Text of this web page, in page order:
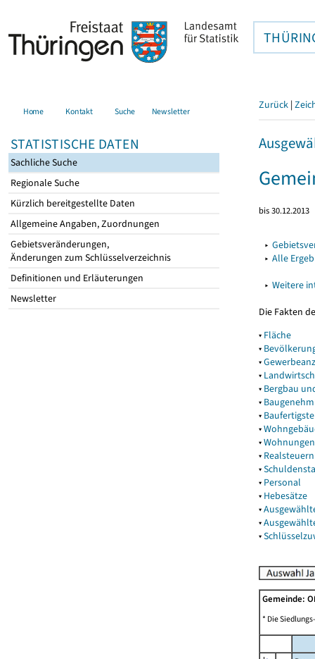
Home Kontakt Suche Newsletter
STATISTISCHE DATEN
Sachliche Suche
Regionale Suche
Kürzlich bereitgestellte Daten
Allgemeine Angaben, Zuordnungen
Gebietsveränderungen,
Änderungen zum Schlüsselverzeichnis
Definitionen und Erläuterungen
Newsletter
Zurück |
bis 30.12.2013
▸
▸ Alle
▸ Weitere
Die Fakten
▾ Fläche
▾
▾
▾
▾ Bergbau
▾
▾
▾
▾Wohnungen
▾ Realsteuern
▾
▾ Personal
▾ Hebesätze
▾
▾
▾
Gemeinde:
* Die